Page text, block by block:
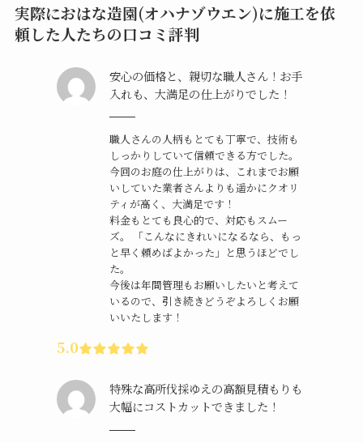
実際におはな造園(オハナゾウエン)に施工を依
頼した人たちの口コミ評判
安心の価格と、親切な職人さん！お手
入れも、大満足の仕上がりでした！
職人さんの人柄もとても丁寧で、技術も
しっかりしていて信頼できる方でした。
今回のお庭の仕上がりは、これまでお願
いしていた業者さんよりも遥かにクオリ
ティが高く、大満足です！
料金もとても良心的で、対応もスムー
ズ。 「こんなにきれいになるなら、もっ
と早く頼めばよかった」と思うほどでし
た。
今後は年間管理もお願いしたいと考えて
いるので、引き続きどうぞよろしくお願
いいたします！
5.0
特殊な高所伐採ゆえの高額見積もりも
大幅にコストカットできました！